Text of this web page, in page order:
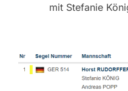
mit Stefanie